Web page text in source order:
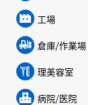
工場
倉庫/作業場
理美容室
病院/医院